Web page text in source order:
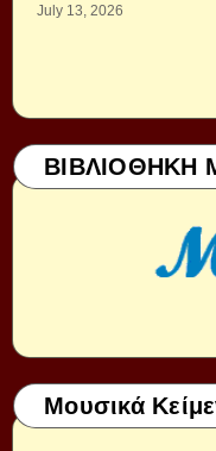
July 13, 2026
ΒΙΒΛΙΟΘΗΚΗ
Μουσικά